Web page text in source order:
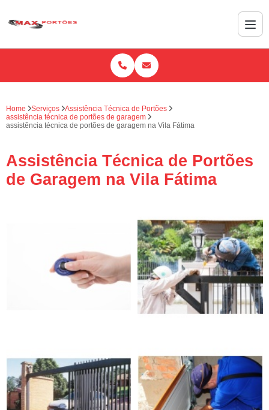
Home Serviços
Assistência Técnica de Portões
assistência técnica de portões de garagem
assistência técnica de portões de garagem na Vila Fátima
Assistência Técnica de Portões
de Garagem na Vila Fátima